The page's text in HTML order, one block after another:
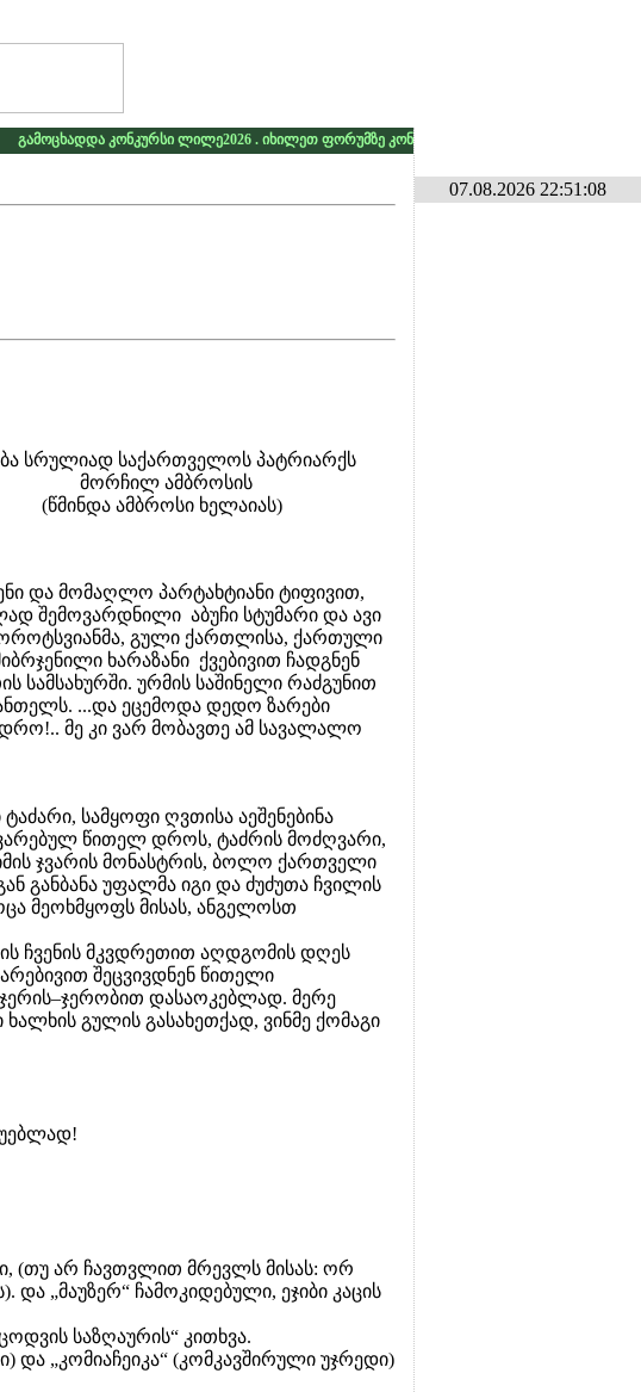
კონკურსი ლილე2026 . იხილეთ ფორუმზე კონკურსების განყოფილებაში
პატრიარქს
და მომაღლო პარტახტიანი ტიფივით,
შემოვარდნილი აბუჩი სტუმარი და ავი
გული ქართლისა, ქართული
ხარაზანი ქვებივით ჩადგნენ
სამსახურში. ურმის საშინელი რაძგუნით
...და ეცემოდა დედო ზარები
მე კი ვარ მობავთე ამ სავალალო
სამყოფი ღვთისა აეშენებინა
წითელ დროს, ტაძრის მოძღვარი,
ჯვარის მონასტრის, ბოლო ქართველი
განბანა უფალმა იგი და ძუძუთა ჩვილის
მეოხმყოფს მისას, ანგელოსთ
ჩვენის მკვდრეთით აღდგომის დღეს
შეცვივდნენ წითელი
დასაოკებლად. მერე
გულის გასახეთქად, ვინმე ქომაგი
(თუ არ ჩავთვლით მრევლს მისას: ორ
„მაუზერ“ ჩამოკიდებული, ეჯიბი კაცის
საზღაურის“ კითხვა.
და „კომიაჩეიკა“ (კომკავშირული უჯრედი)
07.08.2026 22:51:08